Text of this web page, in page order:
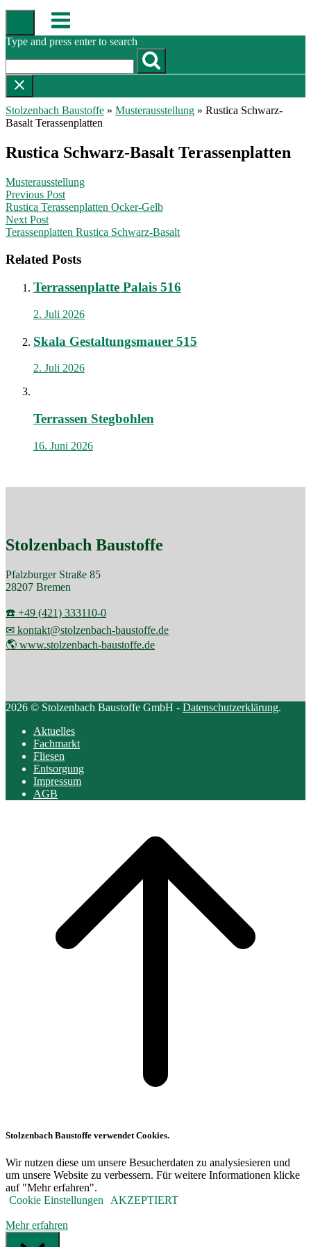
Skip
content
Menu
Type and press enter to search
Stolzenbach Baustoffe » Musterausstellung » Rustica Schwarz-
Basalt Terassenplatten
Rustica Schwarz-Basalt Terassenplatten
Musterausstellung
Post
navigation
Previous Post
Rustica Terassenplatten Ocker-Gelb
Next Post
Terassenplatten Rustica Schwarz-Basalt
Related Posts
Terrassenplatte Palais 516
2. Juli 2026
Skala Gestaltungsmauer 515
2. Juli 2026
Terrassen Stegbohlen
16. Juni 2026
Stolzenbach Baustoffe
Pfalzburger Straße 85
28207 Bremen
☎️ +49 (421) 333110-0
✉ kontakt@stolzenbach-baustoffe.de
🌎 www.stolzenbach-baustoffe.de
2026 © Stolzenbach Baustoffe GmbH - Datenschutzerklärung.
Aktuelles
Fachmarkt
Fliesen
Entsorgung
Impressum
AGB
Stolzenbach Baustoffe verwendet Cookies.
Wir nutzen diese um unsere Besucherdaten zu analysiesieren und
um unsere Website zu verbessern. Für weitere Informationen klicke
auf "Mehr erfahren".
Cookie Einstellungen
AKZEPTIERT
Mehr erfahren